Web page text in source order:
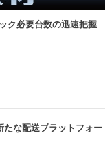
ク必要台数の迅速把握
な配送プラットフォー